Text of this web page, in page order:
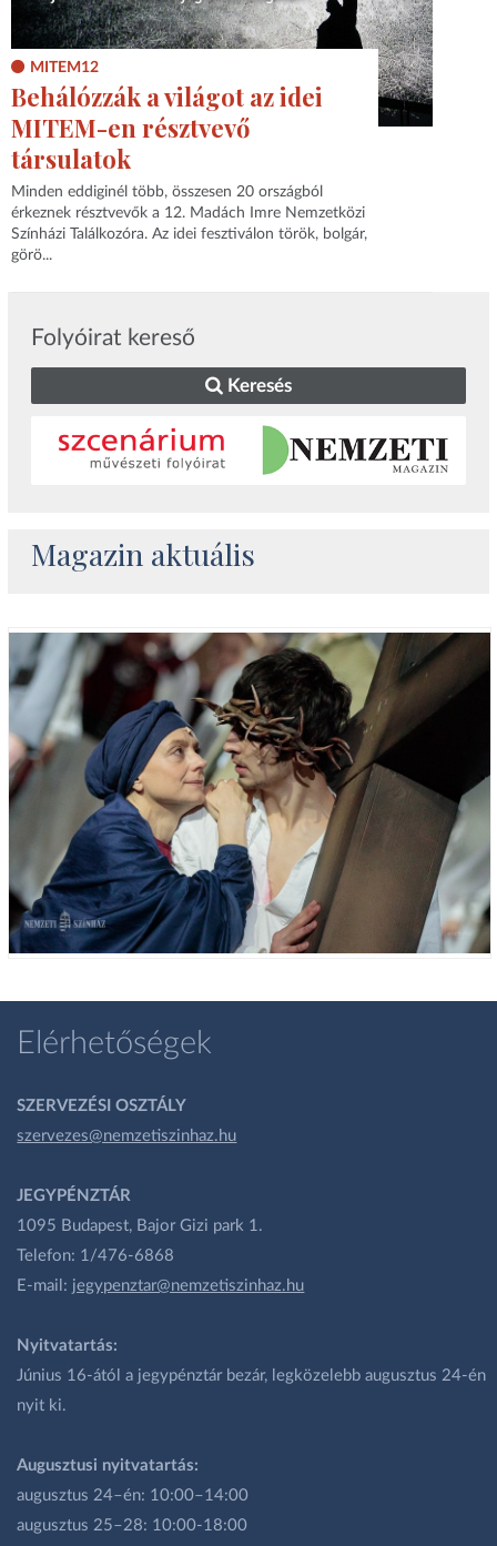
MITEM12
Behálózzák a világot az idei
MITEM-en résztvevő
társulatok
Minden eddiginél több, összesen 20 országból
érkeznek résztvevők a 12. Madách Imre Nemzetközi
Színházi Találkozóra. Az idei fesztiválon török, bolgár,
görö...
Folyóirat kereső
Keresés
Magazin aktuális
Elérhetőségek
SZERVEZÉSI OSZTÁLY
szervezes@nemzetiszinhaz.hu
JEGYPÉNZTÁR
1095 Budapest, Bajor Gizi park 1.
Telefon: 1/476-6868
E-mail: jegypenztar@nemzetiszinhaz.hu
Nyitvatartás:
Június 16-ától a jegypénztár bezár, legközelebb augusztus 24-én
nyit ki.
Augusztusi nyitvatartás:
augusztus 24–én: 10:00–14:00
augusztus 25–28: 10:00-18:00